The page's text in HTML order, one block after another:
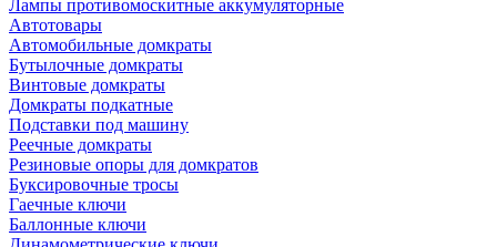
Лампы противомоскитные аккумуляторные
Автотовары
Автомобильные домкраты
Бутылочные домкраты
Винтовые домкраты
Домкраты подкатные
Подставки под машину
Реечные домкраты
Резиновые опоры для домкратов
Буксировочные тросы
Гаечные ключи
Баллонные ключи